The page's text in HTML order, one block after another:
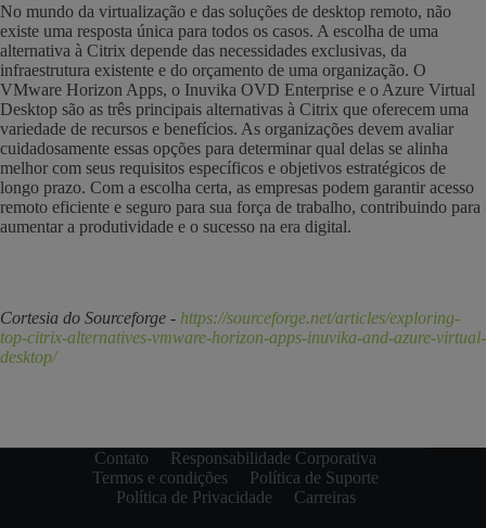
No mundo da virtualização e das soluções de desktop remoto, não
existe uma resposta única para todos os casos. A escolha de uma
alternativa à Citrix depende das necessidades exclusivas, da
infraestrutura existente e do orçamento de uma organização. O
VMware Horizon Apps, o Inuvika OVD Enterprise e o Azure Virtual
Desktop são as três principais alternativas à Citrix que oferecem uma
variedade de recursos e benefícios. As organizações devem avaliar
cuidadosamente essas opções para determinar qual delas se alinha
melhor com seus requisitos específicos e objetivos estratégicos de
longo prazo. Com a escolha certa, as empresas podem garantir acesso
remoto eficiente e seguro para sua força de trabalho, contribuindo para
aumentar a produtividade e o sucesso na era digital.
Cortesia do Sourceforge - https://sourceforge.net/articles/exploring-
top-citrix-alternatives-vmware-horizon-apps-inuvika-and-azure-virtual-
desktop/
Contato
Responsabilidade Corporativa
Termos e condições
Política de Suporte
Política de Privacidade
Carreiras